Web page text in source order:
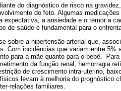
do diagnóstico de risco na
do feto. Algumas
expectativa, a ansiedade e o temor a
de saúde é fundamental para o
sobre a hipertensão arterial que,
Com incidências que variam entre 5%
para a mãe quanto para o bebê.
da função renal, hemorragia
de crescimento intra-uterino,
levam à melhoria do prognóstico
relações familiares.